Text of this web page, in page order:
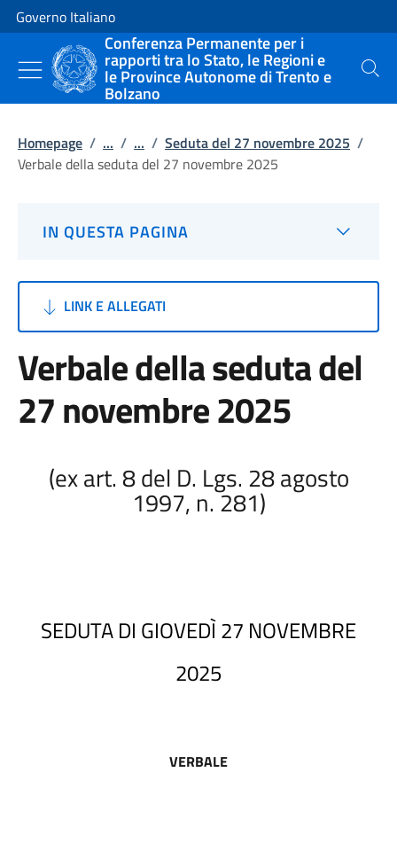
Vai al contenuto
Vai alla navigazione del sito
Governo Italiano
Conferenza Permanente per i
rapporti tra lo Stato, le Regioni e
le Province Autonome di Trento e
Bolzano
Cerca
Homepage / ... / ... / Seduta del 27 novembre 2025 /
Verbale della seduta del 27 novembre 2025
IN QUESTA PAGINA
LINK E ALLEGATI
Verbale della seduta del
27 novembre 2025
(ex art. 8 del D. Lgs. 28 agosto
1997, n. 281)
SEDUTA DI GIOVEDÌ 27 NOVEMBRE
2025
VERBALE